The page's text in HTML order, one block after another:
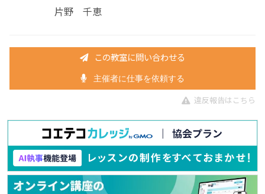
片野 千恵
この教室に問い合わせる
主催者に仕事を依頼する
違反報告はこちら